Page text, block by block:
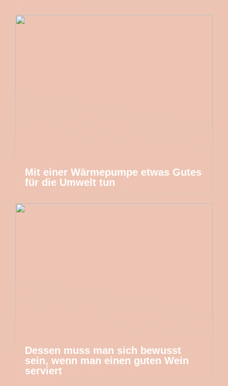
Mit einer Wärmepumpe etwas Gutes
für die Umwelt tun
Dessen muss man sich bewusst
sein, wenn man einen guten Wein
serviert